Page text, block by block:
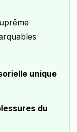
unique
du